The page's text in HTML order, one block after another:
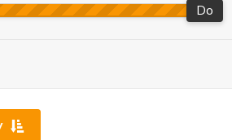
Do